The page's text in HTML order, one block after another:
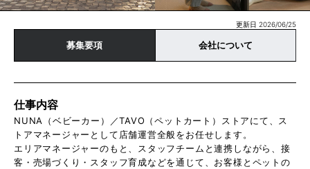
更新日 2026/06/25
募集要項 会社について
仕事内容
NUNA（ベビーカー）／TAVO（ペットカート）ストアにて、ス
トアマネージャーとして店舗運営全般をお任せします。
エリアマネージャーのもと、スタッフチームと連携しながら、接
客・売場づくり・スタッフ育成などを通じて、お客様とペットの